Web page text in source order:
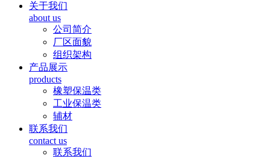
关于我们
about us
公司简介
厂区面貌
组织架构
产品展示
products
橡塑保温类
工业保温类
辅材
联系我们
contact us
联系我们